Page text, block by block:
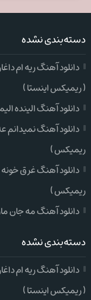
دسته‌بندی نشده
دانلود آهنگ ریه ام
( ریمیکس اینستا )
دانلود آهنگ الینده
دانلود آهنگ نمیدانم
ریمیکس )
دانلود آهنگ غرق
ریمیکس )
دانلود آهنگ مه جان
دسته‌بندی نشده
دانلود آهنگ ریه ام
( ریمیکس اینستا )